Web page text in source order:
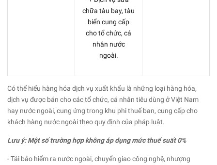
chữa tàu bay, tàu
biển cung cấp
cho tổ chức, cá
nhân nước
ngoài.
Có thể hiểu hàng hóa dịch vụ xuất khẩu là những loại hàng hóa,
dịch vụ được bán cho các tổ chức, cá nhân tiêu dùng ở Việt Nam
hay nước ngoài, cung ứng trong khu phi thuế ban, cung cấp cho
khách hàng nước ngoài theo quy định của pháp luật.
Lưu ý: Một số trường hợp không áp dụng mức thuế suất 0%
- Tái bảo hiểm ra nước ngoài, chuyển giao công nghệ, nhượng